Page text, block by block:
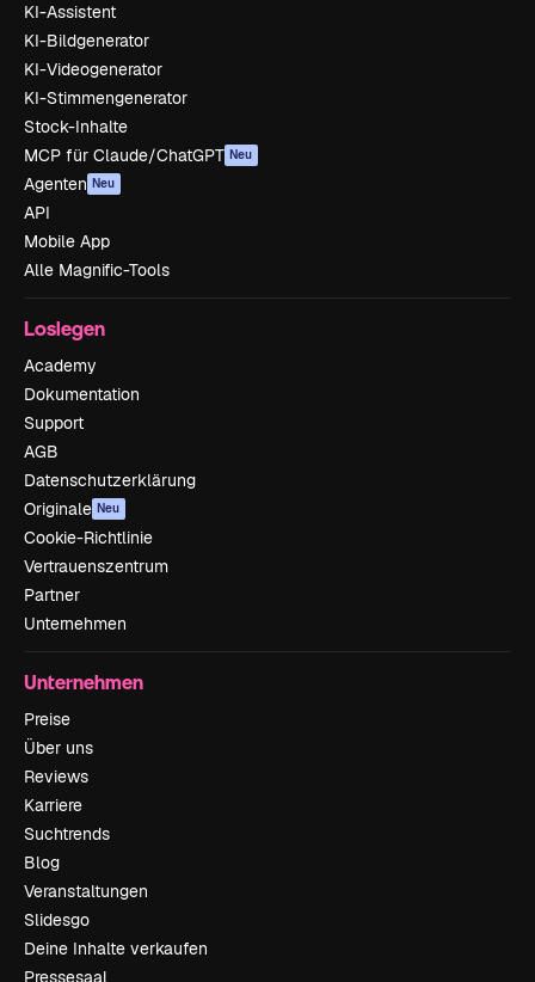
KI-Assistent
KI-Bildgenerator
KI-Videogenerator
KI-Stimmengenerator
Stock-Inhalte
MCP für Claude/ChatGPT Neu
Agenten Neu
API
Mobile App
Alle Magnific-Tools
Loslegen
Academy
Dokumentation
Support
AGB
Datenschutzerklärung
Originale Neu
Cookie-Richtlinie
Vertrauenszentrum
Partner
Unternehmen
Unternehmen
Preise
Über uns
Reviews
Karriere
Suchtrends
Blog
Veranstaltungen
Slidesgo
Deine Inhalte verkaufen
Pressesaal